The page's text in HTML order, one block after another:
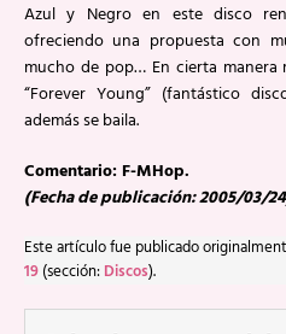
Azul y Negro en este disco
ofreciendo una propuesta con
mucho de pop… En cierta manera
“Forever Young” (fantástico
además se baila.
Comentario: F-MHop.
(Fecha de publicación: 2005/03/
Este artículo fue publicado
19 (sección: Discos).